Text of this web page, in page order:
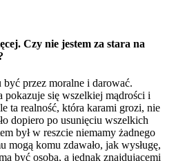
Czy nie jestem za stara na
być przez moralne i darować.
się wszelkiej mądrości i
ta realność, która karami grozi, nie
dopiero po usunięciu wszelkich
był w reszcie niemamy żadnego
mogą komu zdawało, jak wysługę,
być osobą, a jednak znajdującemi